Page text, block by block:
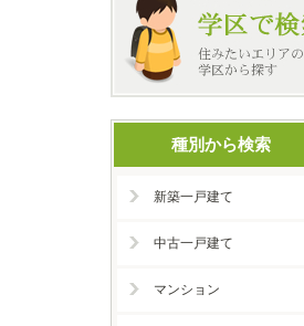
種別から検索
新築一戸建て
中古一戸建て
マンション